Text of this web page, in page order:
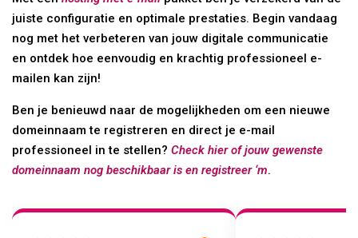
juiste configuratie en optimale prestaties. Begin vandaag
nog met het verbeteren van jouw digitale communicatie
en ontdek hoe eenvoudig en krachtig professioneel e-
mailen kan zijn!
Ben je benieuwd naar de mogelijkheden om een nieuwe
domeinnaam te registreren en direct je e-mail
professioneel in te stellen?Check hier of jouw gewenste
domeinnaam nog beschikbaar is en registreer ‘m.